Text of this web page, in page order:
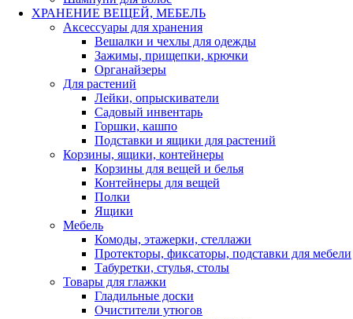
ХРАНЕНИЕ ВЕЩЕЙ, МЕБЕЛЬ
Аксессуары для хранения
Вешалки и чехлы для одежды
Зажимы, прищепки, крючки
Органайзеры
Для растений
Лейки, опрыскиватели
Садовый инвентарь
Горшки, кашпо
Подставки и ящики для растений
Корзины, ящики, контейнеры
Корзины для вещей и белья
Контейнеры для вещей
Полки
Ящики
Мебель
Комоды, этажерки, стеллажи
Протекторы, фиксаторы, подставки для мебели
Табуретки, стулья, столы
Товары для глажки
Гладильные доски
Очистители утюгов